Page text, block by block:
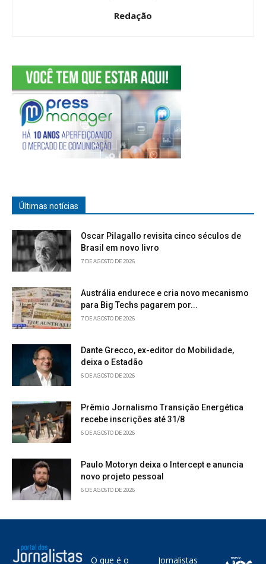
Redação
Últimas notícias
Oscar Pilagallo revisita cinco séculos de
Brasil em novo livro
7 DE AGOSTO DE 2026
Austrália endurece e cria novo mecanismo
para Big Techs pagarem por...
7 DE AGOSTO DE 2026
Dante Grecco, ex-editor do Mobilidade,
deixa o Estadão
6 DE AGOSTO DE 2026
Prêmio Jornalismo Transição Energética
recebe inscrições até 31/8
6 DE AGOSTO DE 2026
Paulo Motoryn deixa o Intercept e anuncia
novo projeto pessoal
6 DE AGOSTO DE 2026
O que é o Jornalistas